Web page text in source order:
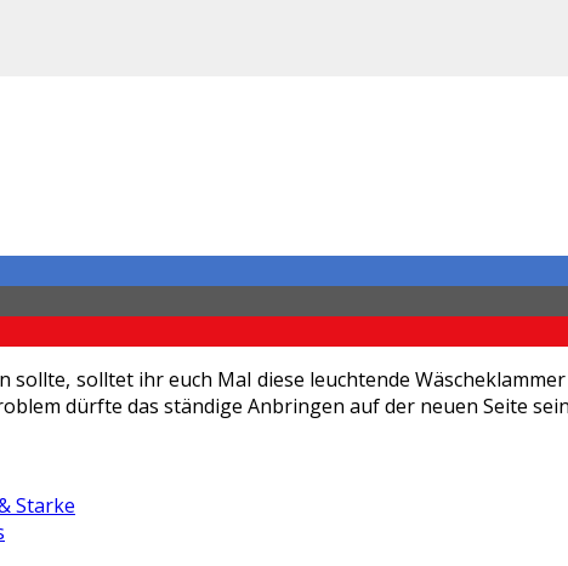
sollte, solltet ihr euch Mal diese leuchtende
dürfte das ständige Anbringen auf der neuen Seite
Starke